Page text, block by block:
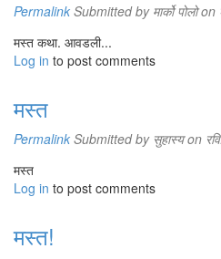
Permalink Submitted by मार्को पोलोon
मस्त कथा. आवडली...
Log in to post comments
मस्त
Permalink Submitted by सुहास्यon
मस्त
Log in to post comments
मस्त!